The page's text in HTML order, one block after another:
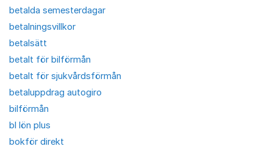
betalda semesterdagar
betalningsvillkor
betalsätt
betalt för bilförmån
betalt för sjukvårdsförmån
betaluppdrag autogiro
bilförmån
bl lön plus
bokför direkt